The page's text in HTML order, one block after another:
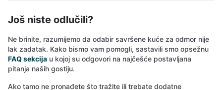
Još niste odlučili?
Ne brinite, razumijemo da odabir savršene kuće za odmor nije
lak zadatak. Kako bismo vam pomogli, sastavili smo opsežnu
FAQ sekcija u kojoj su odgovori na najčešće postavljana
pitanja naših gostiju.
Ako tamo ne pronađete što tražite ili trebate dodatne